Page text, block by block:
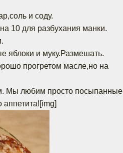
и соду.
10 для разбухания манки.
яблоки и муку.Размешать.
прогретом масле,но на
Мы любим просто посыпанные